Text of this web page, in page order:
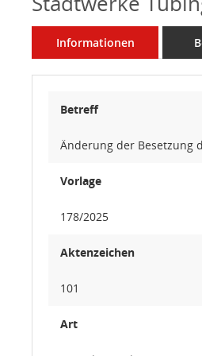
Informationen
Betreff
Änderung der Besetzung
Vorlage
178/2025
Aktenzeichen
101
Art